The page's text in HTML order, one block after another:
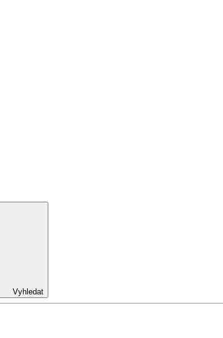
Vyhledat